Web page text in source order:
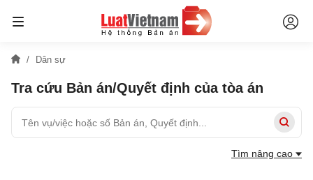
Dân sự
Tra cứu Bản án/Quyết định của tòa án
Tìm nâng cao